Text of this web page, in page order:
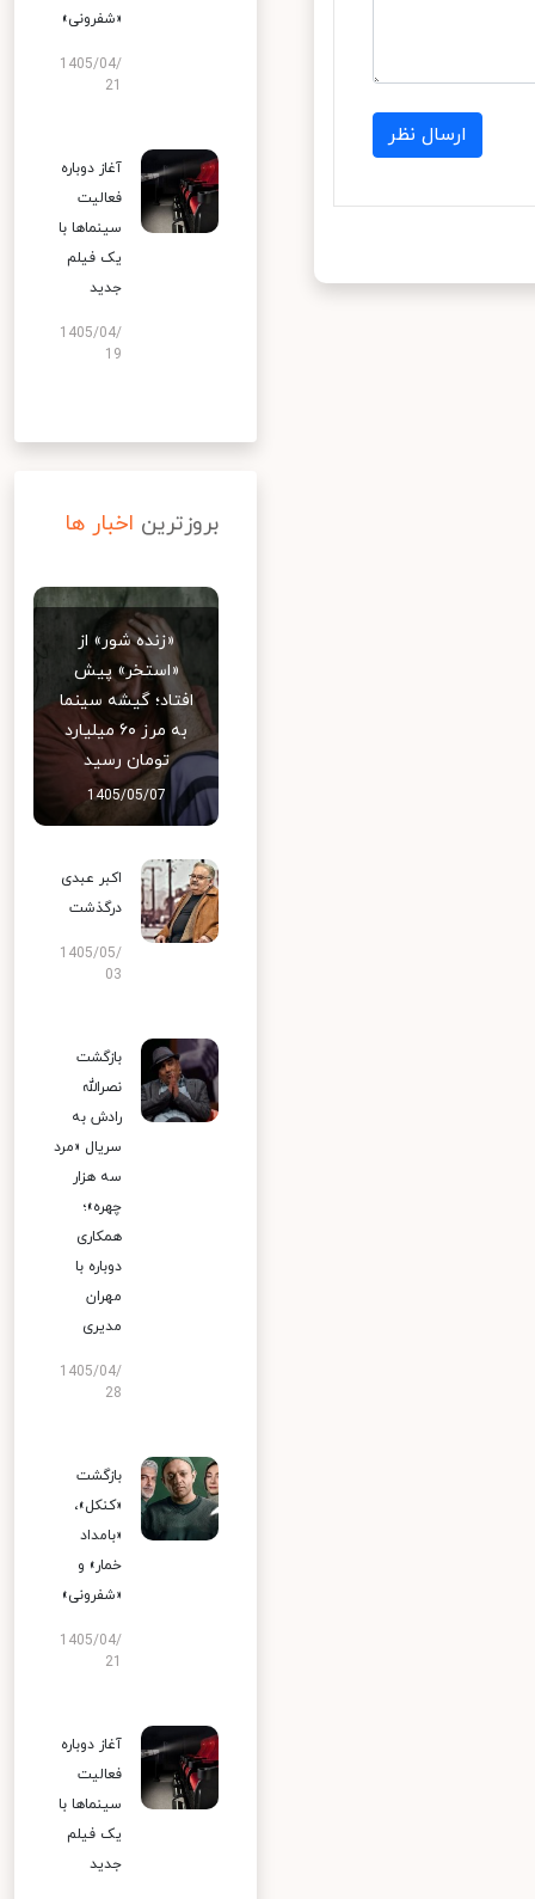
ارسال نظر
«شفرونی»
1405/04/
آغاز دوباره
فعالیت
سینماها با
یک فیلم
جدید
1405/04/
19
بروزترین اخبار ها
«زنده شور» از
«استخر» پیش
افتاد؛ گیشه سینما
به مرز ۶۰ میلیارد
تومان رسید
1405/05/07
اکبر عبدی
درگذشت
1405/05/
03
بازگشت
نصرالله
رادش به
سریال «مرد
سه هزار
چهره»؛
همکاری
دوباره با
مهران
مدیری
1405/04/
28
بازگشت
«کنکل»،
«بامداد
خمار» و
«شفرونی»
1405/04/
آغاز دوباره
فعالیت
سینماها با
یک فیلم
جدید